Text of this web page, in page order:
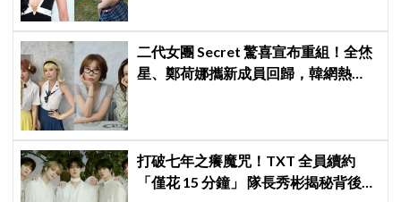
二代女團 Secret 驚喜宣布重組！全烋
星、鄭荷娜攜新成員回歸，韓網熱
打破七年之癢魔咒！TXT 全員續約
「僅花 15 分鐘」 隊長秀彬揭秘背後原